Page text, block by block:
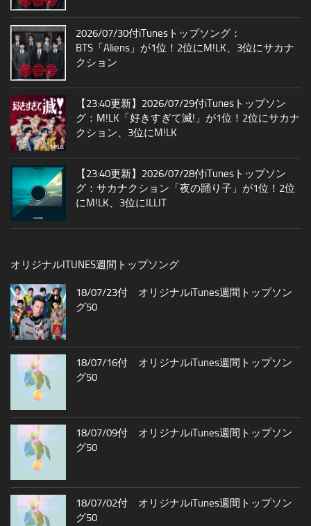
2026/07/30付iTunesトップソング：
BTS「Aliens」が1位！2位にM!LK、3位にサカナ
クション
【23:40更新】2026/07/29付iTunesトップソン
グ：M!LK「好きすぎて滅!」が1位！2位にサカナ
クション、3位にM!LK
【23:40更新】2026/07/28付iTunesトップソン
グ：サカナクション「夜の踊り子」が1位！2位
にM!LK、3位にILLIT
オリジナルITUNES週間トップソング
18/07/23付 オリジナルiTunes週間トップソン
グ50
18/07/16付 オリジナルiTunes週間トップソン
グ50
18/07/09付 オリジナルiTunes週間トップソン
グ50
18/07/02付 オリジナルiTunes週間トップソン
グ50